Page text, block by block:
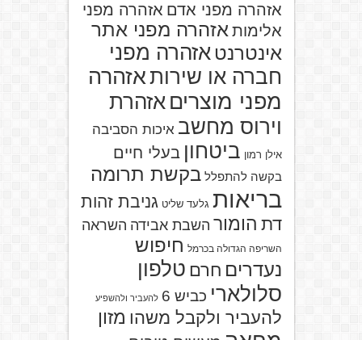
אזהרה מפני אדם אזהרה מפני
אלימותאזהרה מפני אתר
אינטרנט אזהרה מפני
חברה או שירותאזהרה
מפני מוצריםאזהרת
וירוס מחשב איכות הסביבה
אילן רמון ביטחוןבעלי חיים
בקשה להתפלל בקשת תרומה
בריאות גלעד שליט גניבת זהות
הומור השבת אבידה השראה
השריפה הגדולה בכרמל חיפוש
נעדריםחרם טלפון
סלולאריכביש 6 להעביר ולהשפיע
להעביר ולקבל משהומזון